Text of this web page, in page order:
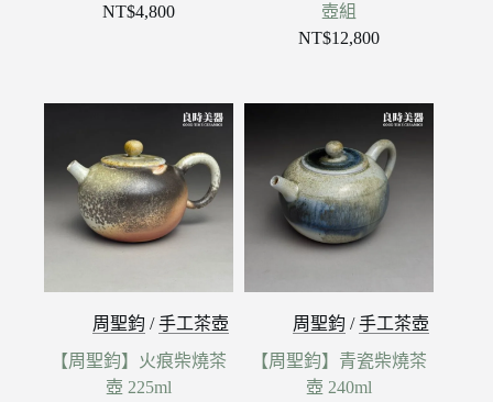
NT$4,800
壺組
NT$12,800
周聖鈞 /手工茶壺
【周聖鈞】火痕柴燒茶
壺 225ml
周聖鈞 /手工茶壺
【周聖鈞】青瓷柴燒茶
壺 240ml